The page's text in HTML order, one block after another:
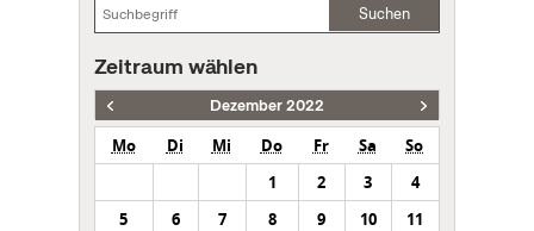
Suchen
Zeitraum wählen
Dezember 2022
Mo Di Mi Do Fr Sa
So
1
2 3
4
5
6 7 8 9 10
11